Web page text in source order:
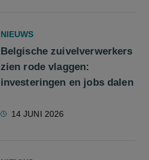
NIEUWS
Belgische zuivelverwerkers
zien rode vlaggen:
investeringen en jobs dalen
14 JUNI 2026